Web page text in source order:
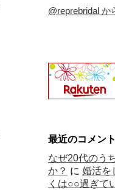
@reprebridal か
最近のコメント
なぜ20代のう
か？ に 婚活を
くは○○過ぎて